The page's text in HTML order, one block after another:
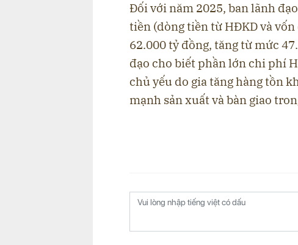
Đối với năm 2025, ban lãnh
tiền (dòng tiền từ HĐKD và vốn
62.000 tỷ đồng, tăng từ mức
đạo cho biết phần lớn chi phí
chủ yếu do gia tăng hàng tồn
mạnh sản xuất và bàn giao